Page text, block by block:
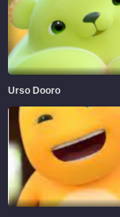
Urso Dooro